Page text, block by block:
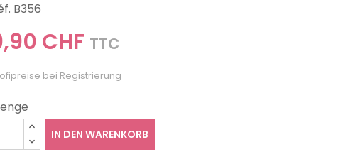
B356
CHF TTC
bei Registrierung
IN DEN WARENKORB